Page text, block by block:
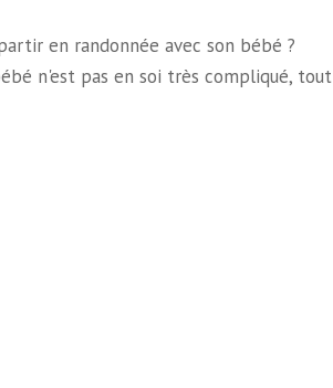
en randonnée avec son bébé ?
n'est pas en soi très compliqué, tout